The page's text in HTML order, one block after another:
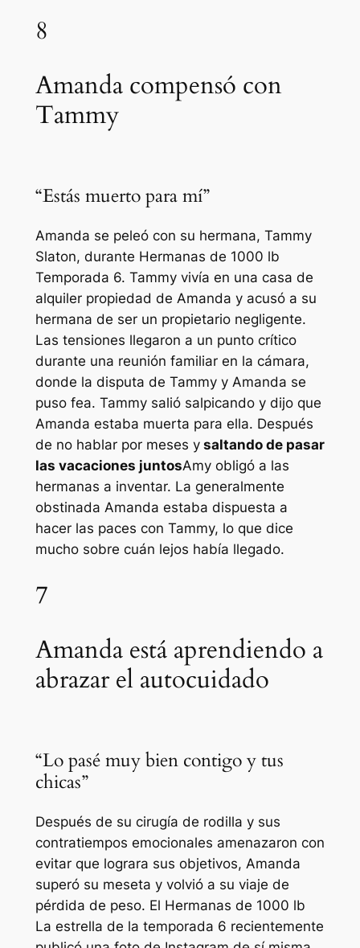
8
Amanda compensó con
Tammy
“Estás muerto para mí”
Amanda se peleó con su hermana, Tammy
Slaton, durante Hermanas de 1000 lb
Temporada 6. Tammy vivía en una casa de
alquiler propiedad de Amanda y acusó a su
hermana de ser un propietario negligente.
Las tensiones llegaron a un punto crítico
durante una reunión familiar en la cámara,
donde la disputa de Tammy y Amanda se
puso fea. Tammy salió salpicando y dijo que
Amanda estaba muerta para ella. Después
de no hablar por meses ysaltando de pasar
las vacaciones juntosAmy obligó a las
hermanas a inventar. La generalmente
obstinada Amanda estaba dispuesta a
hacer las paces con Tammy, lo que dice
mucho sobre cuán lejos había llegado.
7
Amanda está aprendiendo a
abrazar el autocuidado
“Lo pasé muy bien contigo y tus
chicas”
Después de su cirugía de rodilla y sus
contratiempos emocionales amenazaron con
evitar que lograra sus objetivos, Amanda
superó su meseta y volvió a su viaje de
pérdida de peso. El Hermanas de 1000 lb
La estrella de la temporada 6 recientemente